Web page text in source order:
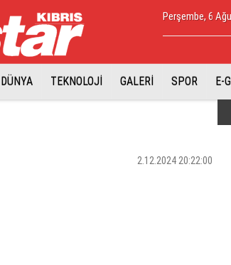
Perşembe, 6
DÜNYA TEKNOLOJİ GALERİ SPOR E-
2.12.2024 20:22:00